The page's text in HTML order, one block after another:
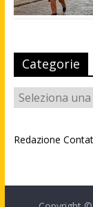
Categorie
Categorie
Redazione